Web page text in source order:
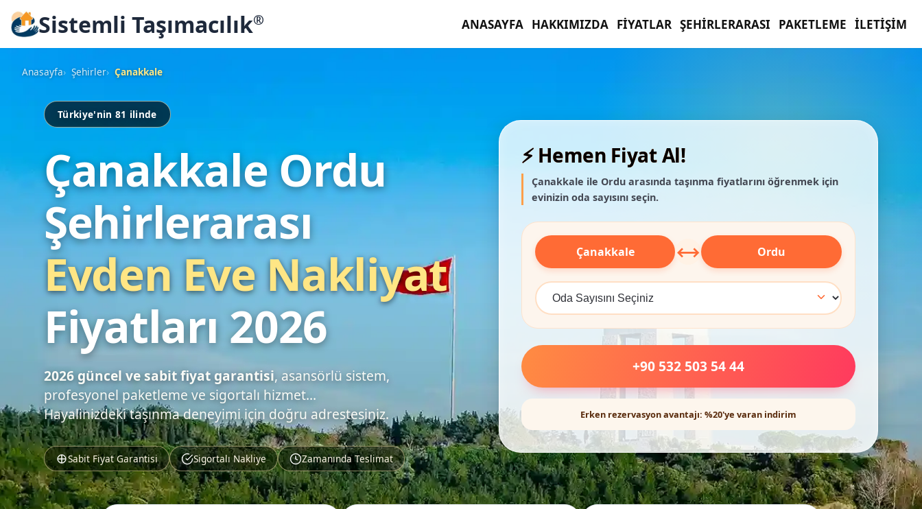
Sistemli Taşımacılık® ANASAYFA HAKKIMIZDA FIYATLAR ŞEHIRLERARASI PAKETLEME İLETIŞIM
Anasayfa Şehirler Çanakkale
Türkiye'nin 81 ilinde
Çanakkale Ordu
Şehirlerarası
Evden Eve Nakliyat
Fiyatları 2026
2026 güncel ve sabit fiyat garantisi, asansörlü sistem,
profesyonel paketleme ve sigortalı hizmet...
Hayalinizdeki taşınma deneyimi için doğru adrestesiniz.
Sabit Fiyat Garantisi Sigortalı Nakliye Zamanında Teslimat
⚡ Hemen Fiyat Al!
Çanakkale ile Ordu arasında taşınma fiyatlarını öğrenmek için
evinizin oda sayısını seçin.
Çanakkale ⟷ Ordu
+90 532 503 54 44
Erken rezervasyon avantajı: %20'ye varan indirim